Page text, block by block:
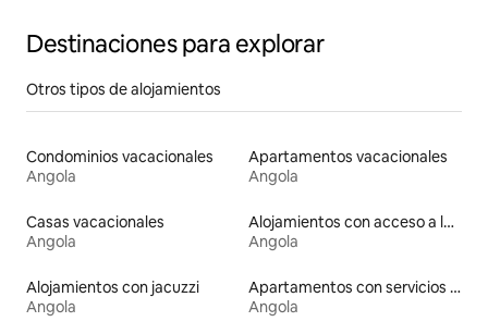
Destinaciones para explorar
Otros tipos de alojamientos
Condominios vacacionales
Angola
Apartamentos vacacionales
Angola
Casas vacacionales
Angola
Alojamientos con acceso a la playa
Angola
Alojamientos con jacuzzi
Angola
Apartamentos con servicios incluidos vacacionales
Angola